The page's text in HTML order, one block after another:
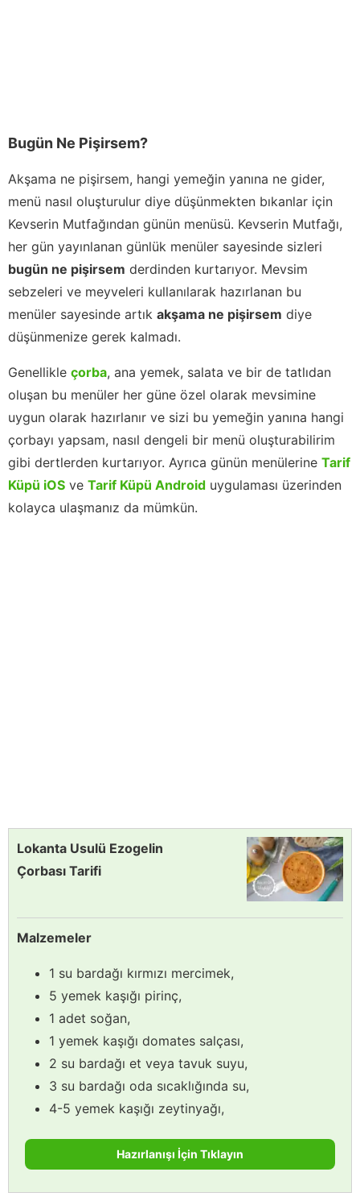
Bugün Ne Pişirsem?
Akşama ne pişirsem, hangi yemeğin yanına ne gider,
menü nasıl oluşturulur diye düşünmekten bıkanlar için
Kevserin Mutfağından günün menüsü. Kevserin Mutfağı,
her gün yayınlanan günlük menüler sayesinde sizleri
bugün ne pişirsem derdinden kurtarıyor. Mevsim
sebzeleri ve meyveleri kullanılarak hazırlanan bu
menüler sayesinde artık akşama ne pişirsem diye
düşünmenize gerek kalmadı.
Genellikle çorba, ana yemek, salata ve bir de tatlıdan
oluşan bu menüler her güne özel olarak mevsimine
uygun olarak hazırlanır ve sizi bu yemeğin yanına hangi
çorbayı yapsam, nasıl dengeli bir menü oluşturabilirim
gibi dertlerden kurtarıyor. Ayrıca günün menülerine Tarif
Küpü iOS ve Tarif Küpü Android uygulaması üzerinden
kolayca ulaşmanız da mümkün.
Lokanta Usulü Ezogelin
Çorbası Tarifi
Malzemeler
1 su bardağı kırmızı mercimek,
5 yemek kaşığı pirinç,
1 adet soğan,
1 yemek kaşığı domates salçası,
2 su bardağı et veya tavuk suyu,
3 su bardağı oda sıcaklığında su,
4-5 yemek kaşığı zeytinyağı,
Hazırlanışı İçin Tıklayın